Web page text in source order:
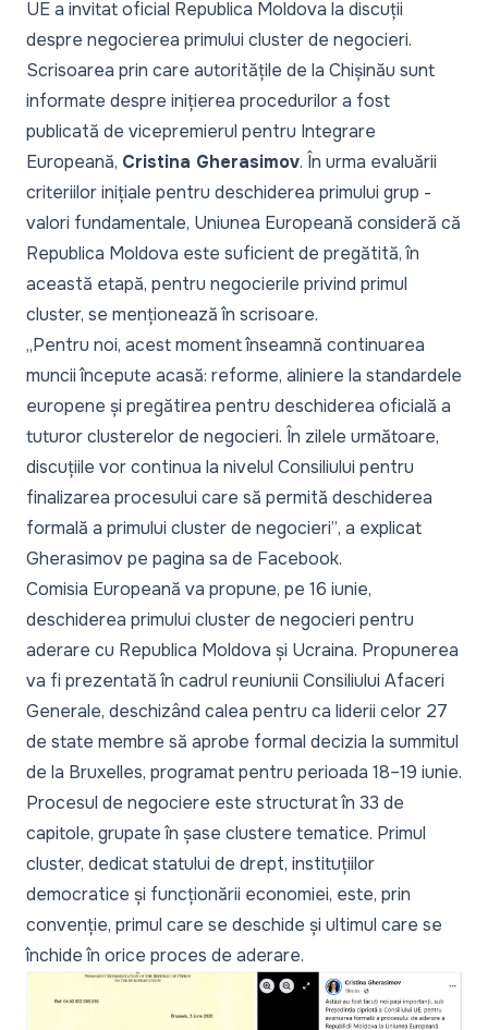
UE a invitat oficial Republica Moldova la discuții
despre negocierea primului cluster de negocieri.
Scrisoarea prin care autoritățile de la Chișinău sunt
informate despre inițierea procedurilor a fost
publicată de vicepremierul pentru Integrare
Europeană, Cristina Gherasimov. În urma evaluării
criteriilor inițiale pentru deschiderea primului grup -
valori fundamentale, Uniunea Europeană consideră că
Republica Moldova este suficient de pregătită, în
această etapă, pentru negocierile privind primul
cluster, se menționează în scrisoare.
„Pentru noi, acest moment înseamnă continuarea
muncii începute acasă: reforme, aliniere la standardele
europene și pregătirea pentru deschiderea oficială a
tuturor clusterelor de negocieri. În zilele următoare,
discuțiile vor continua la nivelul Consiliului pentru
finalizarea procesului care să permită deschiderea
formală a primului cluster de negocieri”, a explicat
Gherasimov pe pagina sa de Facebook.
Comisia Europeană va propune, pe 16 iunie,
deschiderea primului cluster de negocieri pentru
aderare cu Republica Moldova și Ucraina. Propunerea
va fi prezentată în cadrul reuniunii Consiliului Afaceri
Generale, deschizând calea pentru ca liderii celor 27
de state membre să aprobe formal decizia la summitul
de la Bruxelles, programat pentru perioada 18–19 iunie.
Procesul de negociere este structurat în 33 de
capitole, grupate în șase clustere tematice. Primul
cluster, dedicat statului de drept, instituțiilor
democratice și funcționării economiei, este, prin
convenție, primul care se deschide și ultimul care se
închide în orice proces de aderare.